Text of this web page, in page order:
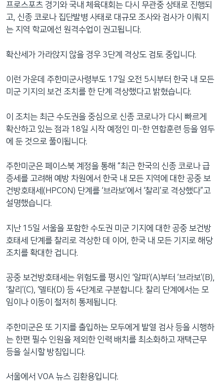
프로스포츠 경기와 국내 체육대회는 다시 무관중 상태로 진행되
고, 신종 코로나 집단발병 사태로 대규모 조사와 검사가 이뤄지
는 지역 학교에선 원격수업이 권고됩니다.
확산세가 가라앉지 않을 경우 3단계 격상도 검토 중입니다.
이런 가운데 주한미군사령부도 17일 오전 5시부터 한국 내 모든
미군 기지의 보건 조치를 한 단계 격상했다고 밝혔습니다.
이 조치는 최근 수도권을 중심으로 신종 코로나가 다시 빠르게
확산하고 있는 점과 18일 시작 예정인 미-한 연합훈련 등을 염두
에 둔 것으로 풀이됩니다.
주한미군은 페이스북 계정을 통해 “최근 한국의 신종 코로나 급
증세를 고려해 예방 차원에서 한국 내 모든 지역에 대한 공중 보
건방호태세(HPCON) 단계를 ‘브라보’에서 ‘찰리’로 격상했다”고
설명했습니다.
지난 15일 서울을 포함한 수도권 미군 기지에 대한 공중 보건방
호태세 단계를 찰리로 격상한 데 이어, 한국 내 모든 기지로 해당
조치를 확대한 겁니다.
공중 보건방호태세는 위험도를 평시인 ‘알파’(A)부터 ‘브라보’(B),
‘찰리’(C), ‘델타(D) 등 4단계로 구분합니다. 찰리 단계에서는 모
임이나 이동이 철저히 통제됩니다.
주한미군은 또 기지를 출입하는 모두에게 발열 검사 등을 시행하
는 한편 필수 인원을 제외한 인력 배치를 최소화하고 재택근무
등을 실시할 방침입니다.
서울에서 VOA 뉴스 김환용입니다.